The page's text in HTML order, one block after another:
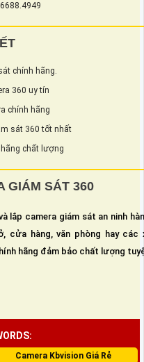
chính hãng.
360 uy tín
chính hãng
sát 360 tốt nhất
chất lượng
GIÁM SÁT 360
lắp camera giám sát an ninh
cửa hàng, văn phòng hay các
hãng đảm bảo chất lượng
Camera Kbvision Giá Rẻ